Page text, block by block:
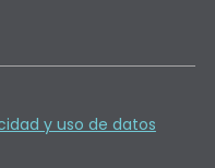
y uso de datos